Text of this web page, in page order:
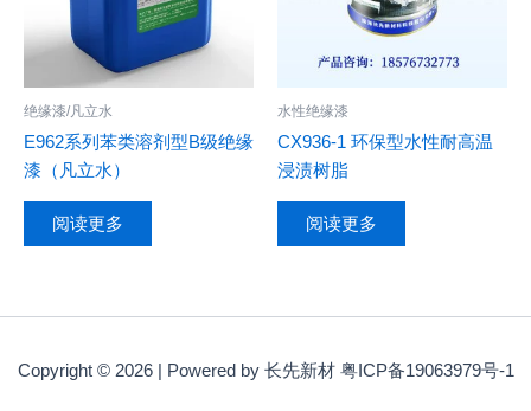
绝缘漆/凡立水
E962系列苯类溶剂型B级绝缘
漆（凡立水）
阅读更多
水性绝缘漆
CX936-1 环保型水性耐高温
浸渍树脂
阅读更多
Copyright © 2026 | Powered by 长先新材 粤ICP备19063979号-1